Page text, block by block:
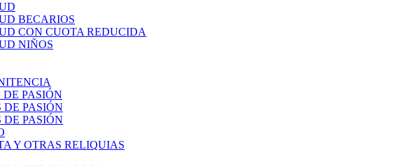
BECARIOS
CON CUOTA REDUCIDA
NIÑOS
DE PASIÓN
DE PASIÓN
DE PASIÓN
Y OTRAS RELIQUIAS